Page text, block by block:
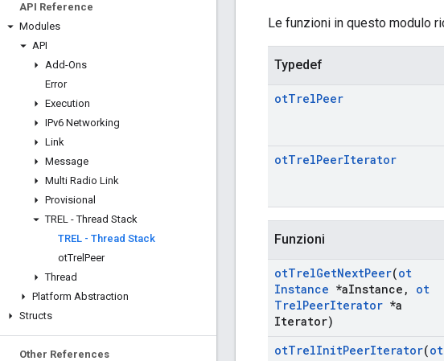
API Reference
Modules
API
Add-Ons
Error
Execution
IPv6 Networking
Link
Message
Multi Radio Link
Provisional
TREL - Thread Stack
TREL - Thread Stack
otTrel Peer
Thread
Platform Abstraction
Structs
Other References
Le funzioni in questo modulo
Typedef
otTrelPeer
otTrelPeerIterator
Funzioni
otTrelGetNextPeer(ot
Instance *aInstance ,
ot
TrelPeerIterator *a
Iterator)
otTrelInitPeerIterator(ot